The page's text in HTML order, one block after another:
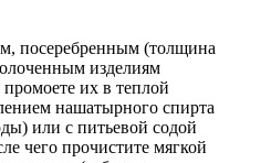
посеребренным (толщина
изделиям
промоете их в теплой
нашатырного спирта
или с питьевой содой
чего прочистите мягкой